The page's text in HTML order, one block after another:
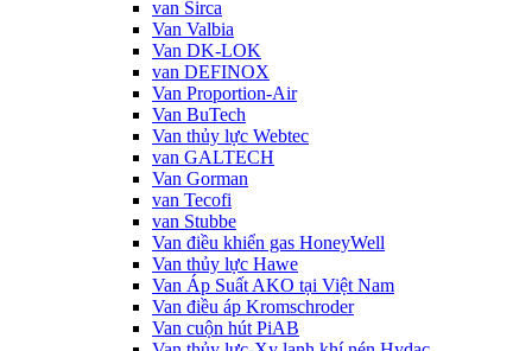
van Sirca
Van Valbia
Van DK-LOK
van DEFINOX
Van Proportion-Air
Van BuTech
Van thủy lực Webtec
van GALTECH
Van Gorman
van Tecofi
van Stubbe
Van điều khiển gas HoneyWell
Van thủy lực Hawe
Van Áp Suất AKO tại Việt Nam
Van điều áp Kromschroder
Van cuộn hút PiAB